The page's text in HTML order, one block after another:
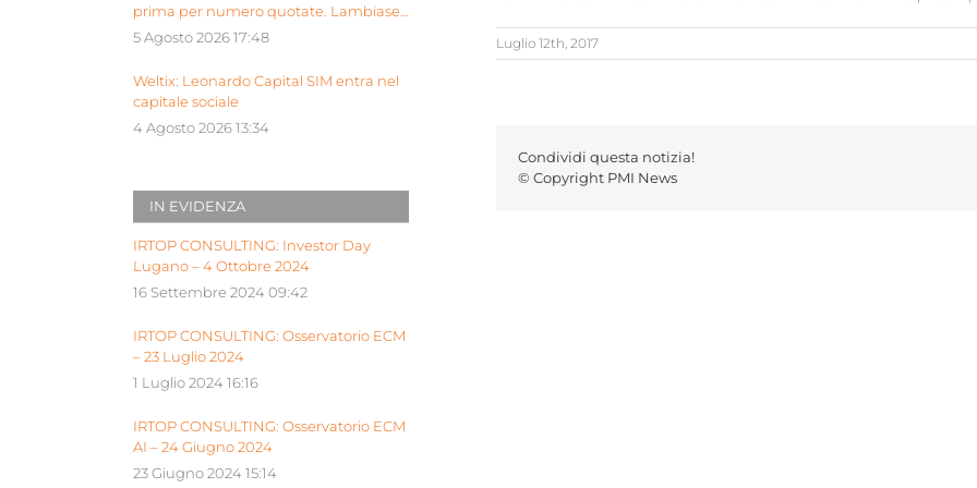
Luglio 12th, 2017
Condividi questa notizia!
© Copyright PMI News
prima per numero quotate. Lambiase:
“Milano piattaforma europea Siu”
5 Agosto 2026 17:48
Weltix: Leonardo Capital SIM entra nel
capitale sociale
4 Agosto 2026 13:34
IN EVIDENZA
IRTOP CONSULTING: Investor Day
Lugano – 4 Ottobre 2024
16 Settembre 2024 09:42
IRTOP CONSULTING: Osservatorio ECM
– 23 Luglio 2024
1 Luglio 2024 16:16
IRTOP CONSULTING: Osservatorio ECM
AI – 24 Giugno 2024
23 Giugno 2024 15:14